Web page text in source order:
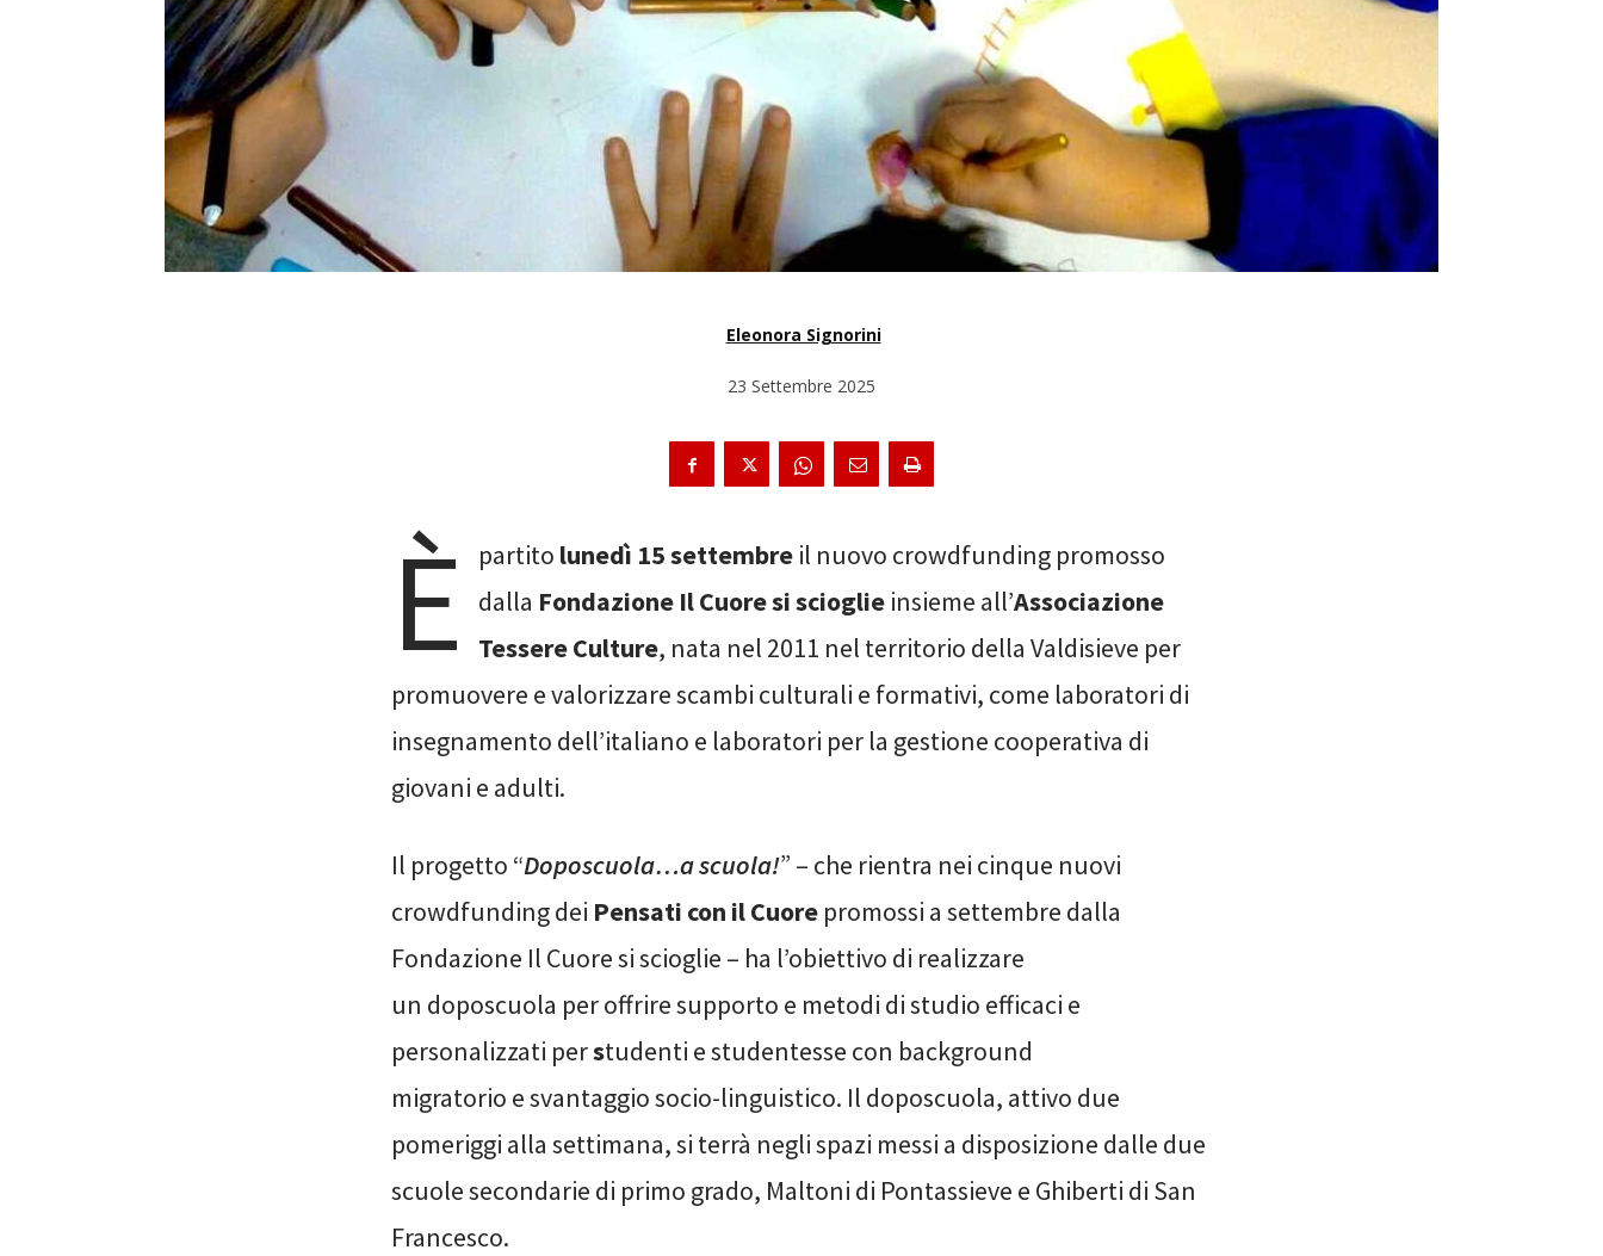
Eleonora Signorini
23 Settembre 2025
È partito lunedì 15 settembreil nuovo crowdfunding promosso
dalla Fondazione Il Cuore si scioglieinsieme all’Associazione
Tessere Culture, nata nel 2011 nel territorio della Valdisieve per
promuovere e valorizzare scambi culturali e formativi, come laboratori di
insegnamento dell’italiano e laboratori per la gestione cooperativa di
giovani e adulti.
Il progetto “Doposcuola…a scuola!” – che rientra nei cinque nuovi
crowdfunding dei Pensati con il Cuore promossi a settembre dalla
Fondazione Il Cuore si scioglie – ha l’obiettivo di realizzare
un doposcuola per offrire supporto e metodi di studio efficaci e
personalizzati perstudenti e studentesse con background
migratorio e svantaggio socio-linguistico. Il doposcuola, attivo due
pomeriggi alla settimana, si terrà negli spazi messi a disposizione dalle due
scuole secondarie di primo grado, Maltoni di Pontassieve e Ghiberti di San
Francesco.